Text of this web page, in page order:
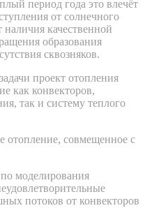
период года это влечёт
от солнечного
наличия качественной
образования
сквозняков.
проект отопления
как конвекторов,
так и систему теплого
отопление, совмещенное с
моделирования
потоков от конвекторов